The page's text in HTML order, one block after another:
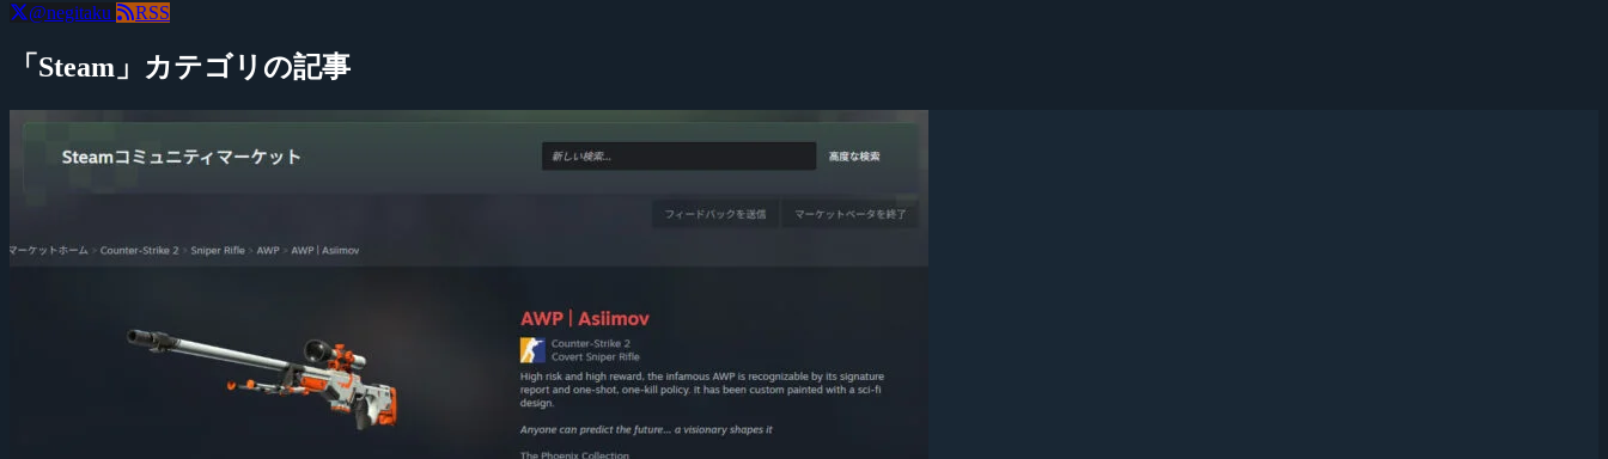
@negitaku RSS
「Steam」カテゴリの記事